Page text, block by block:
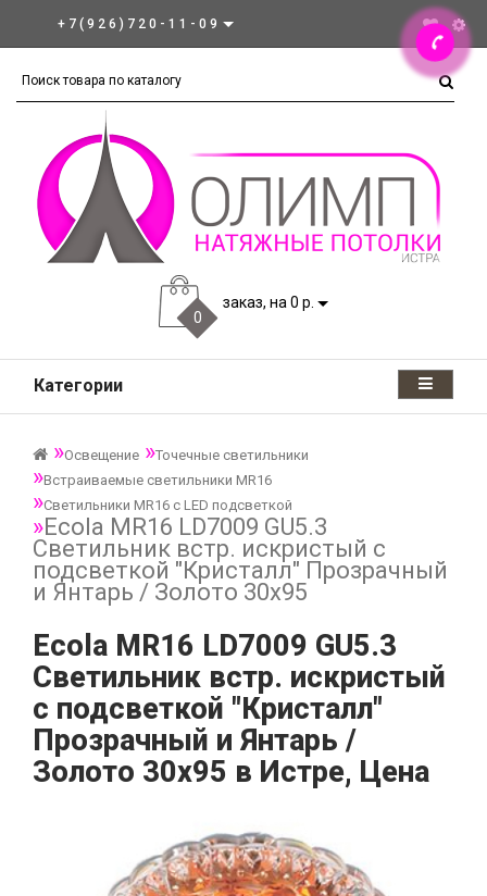
+7(926)720-11-09
0
заказ, на 0 р.
Категории
Освещение
Точечные светильники
Встраиваемые светильники MR16
Светильники MR16 с LED подсветкой
Ecola MR16 LD7009 GU5.3
Светильник встр. искристый с
подсветкой "Кристалл" Прозрачный
и Янтарь / Золото 30x95
Ecola MR16 LD7009 GU5.3
Светильник встр. искристый
с подсветкой "Кристалл"
Прозрачный и Янтарь /
Золото 30x95 в Истре, Цена